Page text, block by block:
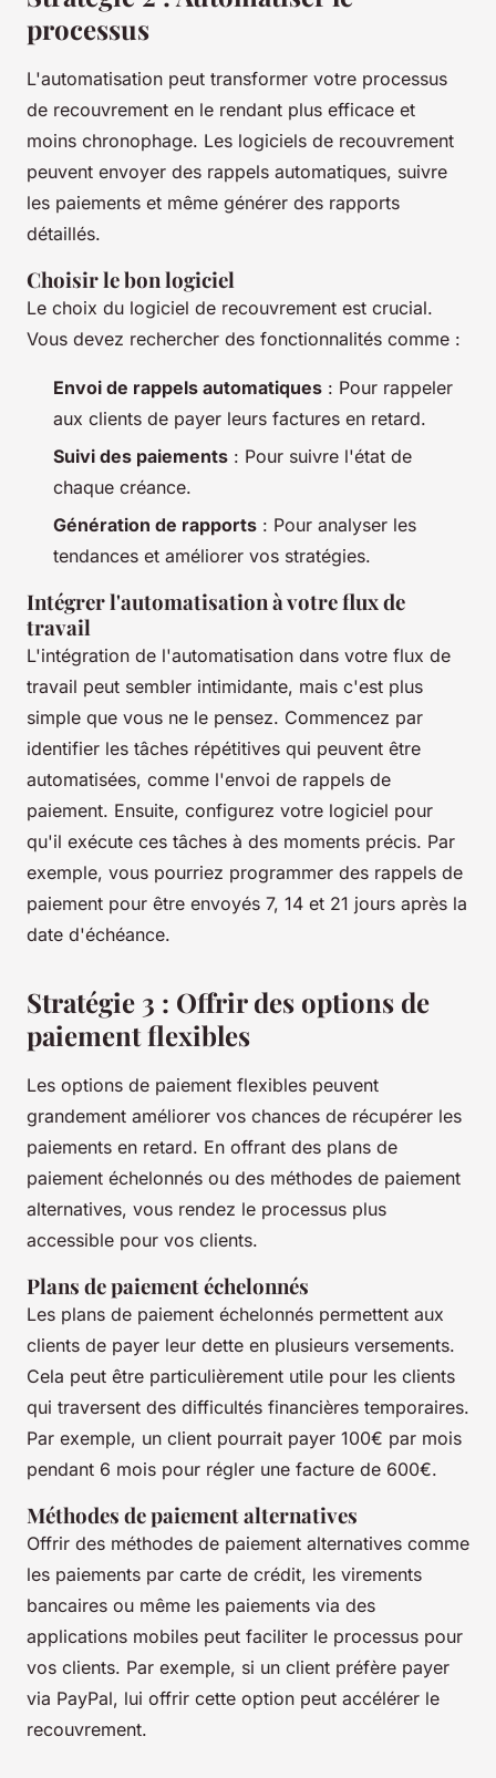
processus
L'automatisation peut transformer votre processus
de recouvrement en le rendant plus efficace et
moins chronophage. Les logiciels de recouvrement
peuvent envoyer des rappels automatiques, suivre
les paiements et même générer des rapports
détaillés.
Choisir le bon logiciel
Le choix du logiciel de recouvrement est crucial.
Vous devez rechercher des fonctionnalités comme :
Envoi de rappels automatiques : Pour rappeler
aux clients de payer leurs factures en retard.
Suivi des paiements : Pour suivre l'état de
chaque créance.
Génération de rapports : Pour analyser les
tendances et améliorer vos stratégies.
Intégrer l'automatisation à votre flux de
travail
L'intégration de l'automatisation dans votre flux de
travail peut sembler intimidante, mais c'est plus
simple que vous ne le pensez. Commencez par
identifier les tâches répétitives qui peuvent être
automatisées, comme l'envoi de rappels de
paiement. Ensuite, configurez votre logiciel pour
qu'il exécute ces tâches à des moments précis. Par
exemple, vous pourriez programmer des rappels de
paiement pour être envoyés 7, 14 et 21 jours après la
date d'échéance.
Stratégie 3 : Offrir des options de
paiement flexibles
Les options de paiement flexibles peuvent
grandement améliorer vos chances de récupérer les
paiements en retard. En offrant des plans de
paiement échelonnés ou des méthodes de paiement
alternatives, vous rendez le processus plus
accessible pour vos clients.
Plans de paiement échelonnés
Les plans de paiement échelonnés permettent aux
clients de payer leur dette en plusieurs versements.
Cela peut être particulièrement utile pour les clients
qui traversent des difficultés financières temporaires.
Par exemple, un client pourrait payer 100€ par mois
pendant 6 mois pour régler une facture de 600€.
Méthodes de paiement alternatives
Offrir des méthodes de paiement alternatives comme
les paiements par carte de crédit, les virements
bancaires ou même les paiements via des
applications mobiles peut faciliter le processus pour
vos clients. Par exemple, si un client préfère payer
via PayPal, lui offrir cette option peut accélérer le
recouvrement.